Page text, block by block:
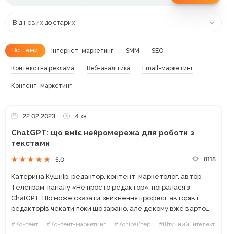
Від нових до старих
Всі теми Інтернет-маркетинг SMM SEO
Контекстна реклама Веб-аналітика Email-маркетинг
Контент-маркетинг
22.02.2023 4 хв
ChatGPT: що вміє нейромережа для роботи з
текстами
5.0 8118
Катерина Кушнір, редактор, контент-маркетолог, автор
Телеграм-каналу «Не просто редактор», погралася з
ChatGPT. Що може сказати: зникнення професії авторів і
редакторів чекати поки що зарано, але декому вже варто
запитання для інтерв'ю з лікарями та пости в...
#Контент #Контент-маркетинг #Копірайтер #Штучний інтелект